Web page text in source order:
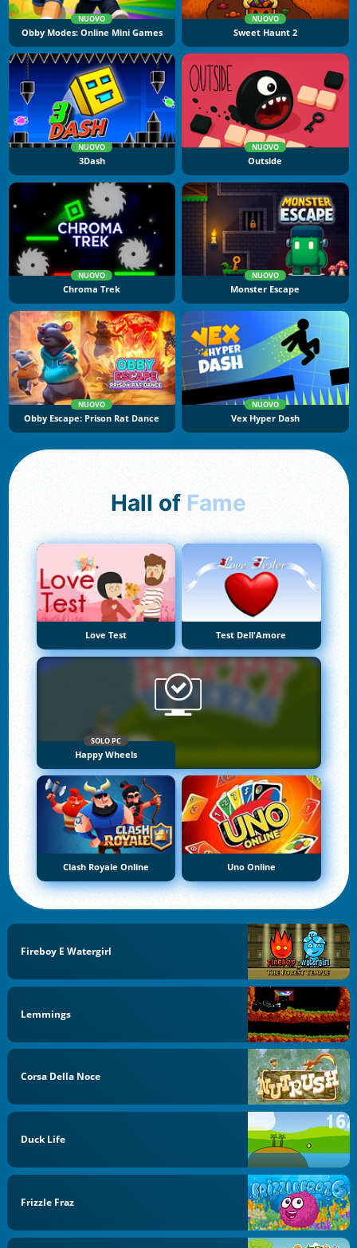
NUOVO
Obby Modes: Online Mini Games
NUOVO
Sweet Haunt 2
NUOVO
3Dash
NUOVO
Outside
NUOVO
Chroma Trek
NUOVO
Monster Escape
NUOVO
Obby Escape: Prison Rat Dance
NUOVO
Vex Hyper Dash
Hall of Fame
Love Test Test Dell'Amore
SOLO PC
Happy Wheels
Clash Royale Online Uno Online
Fireboy E Watergirl
Lemmings
Corsa Della Noce
Duck Life
Frizzle Fraz